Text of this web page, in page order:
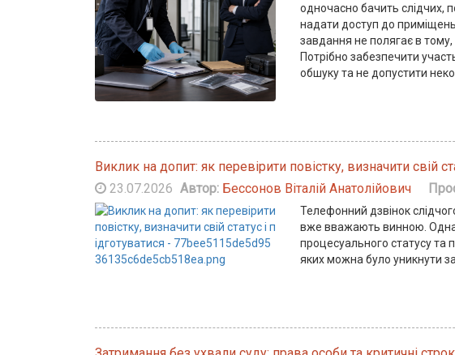
одночасно бачить слідчих,
надати доступ до приміщень
завдання не полягає в тому,
Потрібно забезпечити
обшуку та не допустити
Виклик на допит: як перевірити повістку, визначити свій
23.07.2026 Автор: Бессонов Віталій Анатолійович
Телефонний дзвінок
вже вважають винною.
процесуального статусу
яких можна було уникнути